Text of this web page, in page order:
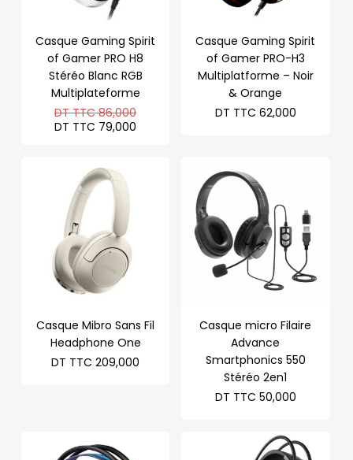
Casque Gaming Spirit
of Gamer PRO H8
Stéréo Blanc RGB
Multiplateforme
DT TTC86,000Le
TTC 86,000.
DT TTC 79,000
TTC 79,000.
Casque Gaming Spirit
of Gamer PRO-H3
Multiplatforme – Noir
& Orange
DT TTC 62,000
Casque Mibro Sans Fil
Headphone One
DT TTC 209,000
Casque micro Filaire
Advance
Smartphonics 550
Stéréo 2en1
DT TTC 50,000